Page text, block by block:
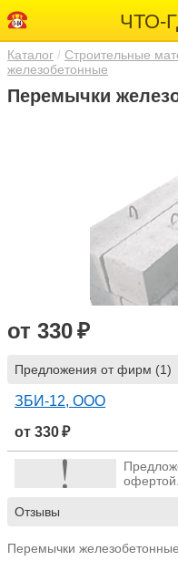
ЧТО-
Каталог Строительные
железобетонные
Перемычки
от 330 ₽
Предложения от фирм (1)
ЗБИ-12, ООО
от 330 ₽
офертой.
Отзывы
Перемычки